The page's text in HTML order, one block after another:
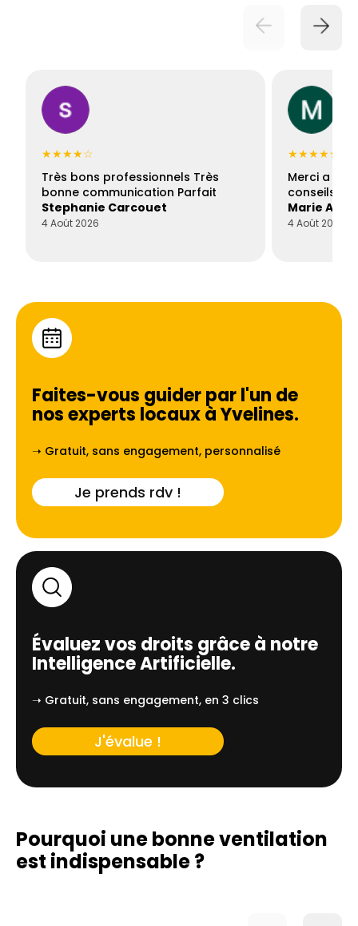
★★★★☆
Très bons professionnels Très
bonne communication Parfait
Stephanie Carcouet
4 Août 2026
★★★★★
Merci a
conseils
Marie
4 Août 2026
Faites-vous guider par l'un de
nos experts locaux àYvelines.
➝ Gratuit, sans engagement, personnalisé
Je prends rdv !
Évaluez vos droits grâce à notre
Intelligence Artificielle.
➝ Gratuit, sans engagement, en 3 clics
J'évalue !
Pourquoi une bonne ventilation
est indispensable ?